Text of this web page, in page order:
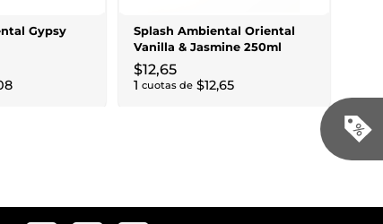
Gypsy
Splash Ambiental Oriental
Vanilla & Jasmine 250ml
$12,65
1 cuotas de $12,65